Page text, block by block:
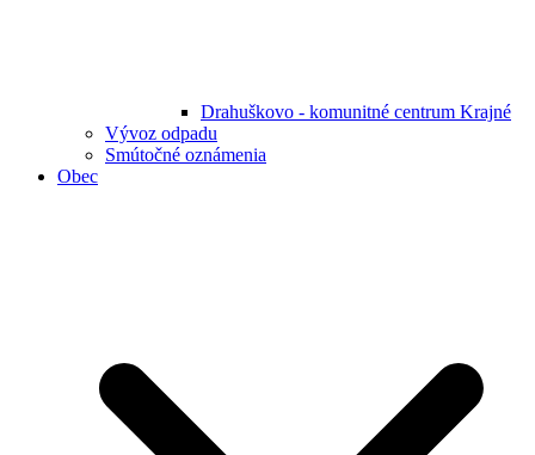
Drahuškovo - komunitné centrum Krajné
Vývoz odpadu
Smútočné oznámenia
Obec